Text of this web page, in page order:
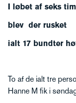
I løbet af seks
blev der rusket
ialt 17 bundter
To af de ialt tre
Hanne M fik i